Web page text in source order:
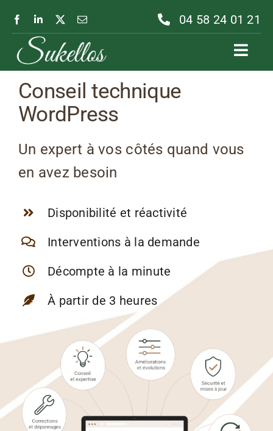
contenu
04 58 24 01 21
Conseil technique
WordPress
Un expert à vos côtés quand vous
en avez besoin
Disponibilité et réactivité
Interventions à la demande
Décompte à la minute
À partir de 3 heures